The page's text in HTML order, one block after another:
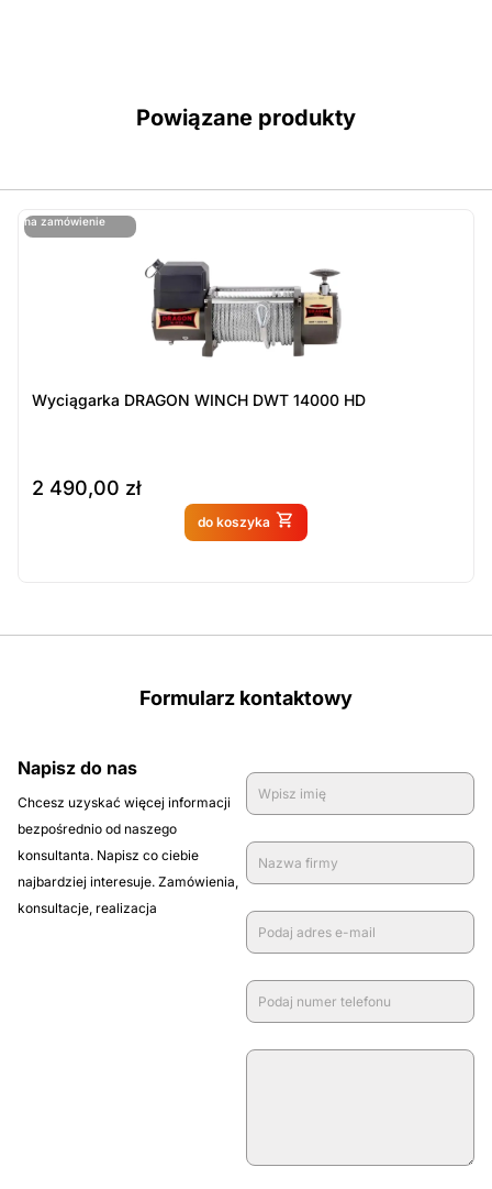
Powiązane produkty
na zamówienie
ostatnie sztuki
Wyciągarka DRAGON WINCH DWT 14000 HD
2 490,00 zł
do koszyka
Produkt dostępny na
Formularz kontaktowy
Napisz do nas
Chcesz uzyskać więcej informacji
bezpośrednio od naszego
konsultanta. Napisz co ciebie
najbardziej interesuje. Zamówienia,
konsultacje, realizacja